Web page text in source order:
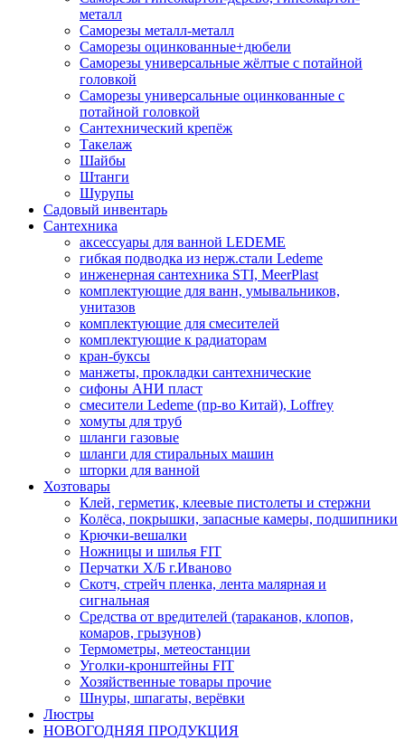
металл
Саморезы металл-металл
Саморезы оцинкованные+дюбели
Саморезы универсальные жёлтые с потайной
головкой
Саморезы универсальные оцинкованные с
потайной головкой
Сантехнический крепёж
Такелаж
Шайбы
Штанги
Шурупы
Садовый инвентарь
Сантехника
аксессуары для ванной LEDEME
гибкая подводка из нерж.стали Ledeme
инженерная сантехника STI, MeerPlast
комплектующие для ванн, умывальников,
унитазов
комплектующие для смесителей
комплектующие к радиаторам
кран-буксы
манжеты, прокладки сантехнические
сифоны АНИ пласт
смесители Ledeme (пр-во Китай), Loffrey
хомуты для труб
шланги газовые
шланги для стиральных машин
шторки для ванной
Хозтовары
Клей, герметик, клеевые пистолеты и стержни
Колёса, покрышки, запасные камеры, подшипники
Крючки-вешалки
Ножницы и шилья FIT
Перчатки Х/Б г.Иваново
Скотч, стрейч пленка, лента малярная и
сигнальная
Средства от вредителей (тараканов, клопов,
комаров, грызунов)
Термометры, метеостанции
Уголки-кронштейны FIT
Хозяйственные товары прочие
Шнуры, шпагаты, верёвки
Люстры
НОВОГОДНЯЯ ПРОДУКЦИЯ